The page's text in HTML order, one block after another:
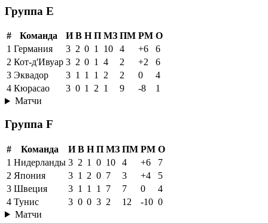
Группа E
# Команда И В Н П МЗ ПМ РМ О
1 Германия 3 2 0 1 10 4 +6
6
2 Кот-д'Ивуар 3 2 0 1 4 2 +2
6
3 Эквадор 3 1 1 1 2 2 0
4
4 Кюрасао 3 0 1 2 1 9 -8
1
Матчи
Группа F
# Команда И В Н П МЗ ПМ РМ О
1 Нидерланды 3 2 1 0 10 4 +6
7
2 Япония 3 1 2 0 7 3 +4
5
3 Швеция 3 1 1 1 7 7 0
4
4 Тунис 3 0 0 3 2 12 -10 0
Матчи